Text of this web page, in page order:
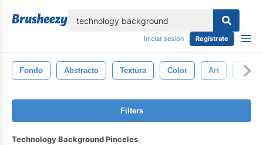
Iniciar sesión Regístrate
Fondo Abstracto Textura Color Art
Filters
Technology Background Pinceles